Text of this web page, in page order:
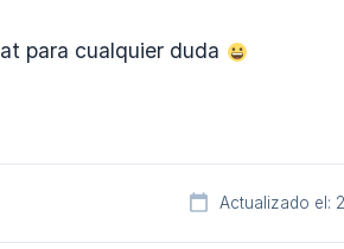
para cualquier duda
Actualizado el: